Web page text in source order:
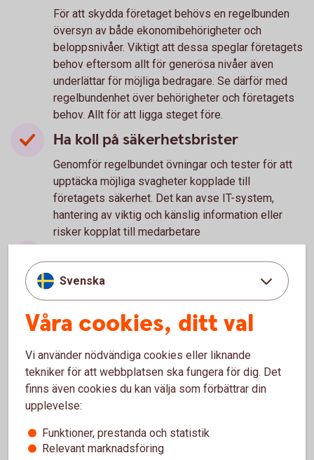
För att skydda företaget behövs en regelbunden
översyn av både ekonomibehörigheter och
beloppsnivåer. Viktigt att dessa speglar företagets
behov eftersom allt för generösa nivåer även
underlättar för möjliga bedragare. Se därför med
regelbundenhet över behörigheter och företagets
behov. Allt för att ligga steget före.
Ha koll på säkerhetsbrister
Genomför regelbundet övningar och tester för att
upptäcka möjliga svagheter kopplade till
företagets säkerhet. Det kan avse IT-system,
hantering av viktig och känslig information eller
risker kopplat till medarbetare
Träna medarbetarna
Utbilda dina medarbetare regelbundet i era
kontrollprocesser. Både för att alla ska veta hur de
ska agera i vissa situationer, och risker de bör vara
extra uppmärksamma på. Särskilt om de innehar
känsliga positioner med större befogenhet. Till
exempel Ekonomi- eller IT-personal.
Om det ändå händer - spara
underlag
Om företaget trots allt blir utsatt, kontakta
omgående banken och informera vad som hänt.
Svenska
Våra cookies, ditt val
Vi använder nödvändiga cookies eller liknande
tekniker för att webbplatsen ska fungera för dig. Det
finns även cookies du kan välja som förbättrar din
upplevelse:
Funktioner, prestanda och statistik
Relevant marknadsföring